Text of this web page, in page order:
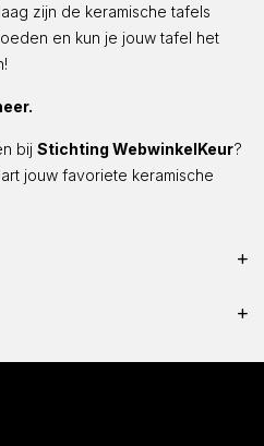
zijn de keramische tafels
en kun je jouw tafel het
bij Stichting WebwinkelKeur?
jouw favoriete keramische